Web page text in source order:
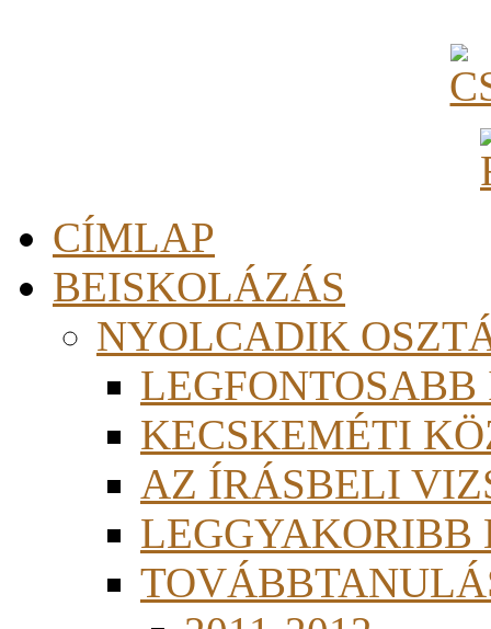
CÍMLAP
BEISKOLÁZÁS
NYOLCADIK
KECSKEMÉTI
AZ ÍRÁSBELI
LEGGYAKORIBB